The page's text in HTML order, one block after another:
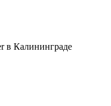
в Калининграде